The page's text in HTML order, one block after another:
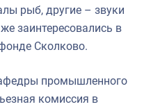
рыб, другие – звуки
заинтересовались в
Сколково.
промышленного
комиссия в